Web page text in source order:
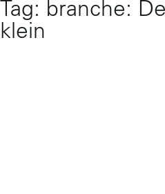
Skip
to
content
Tag: branche:
klein